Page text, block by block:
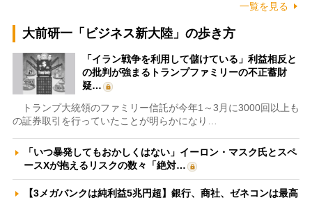
一覧を見る
大前研一「ビジネス新大陸」の歩き方
「イラン戦争を利用して儲けている」利益相反と
の批判が強まるトランプファミリーの不正蓄財
疑…
トランプ大統領のファミリー信託が今年1～3月に3000回以上も
の証券取引を行っていたことが明らかになり…
「いつ暴発してもおかしくはない」イーロン・マスク氏とスペ
ースXが抱えるリスクの数々「絶対…
【3メガバンクは純利益5兆円超】銀行、商社、ゼネコンは最高